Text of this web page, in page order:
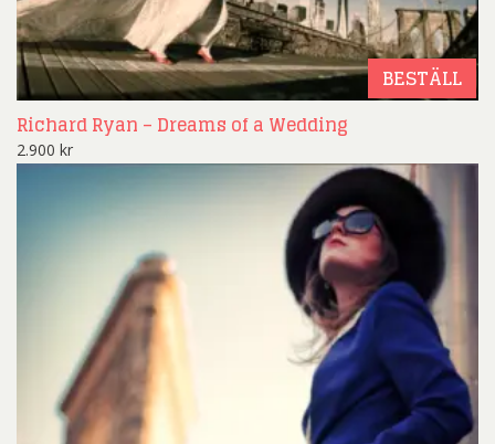
BESTÄLL
Richard Ryan – Dreams of a Wedding
2.900 kr